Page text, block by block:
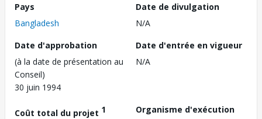
Pays
Bangladesh
Date de divulgation
N/A
Date d'approbation
(à la date de présentation au
Conseil)
30 juin 1994
Date d'entrée en vigueur
N/A
Coût total du projet 1
Organisme d'exécution